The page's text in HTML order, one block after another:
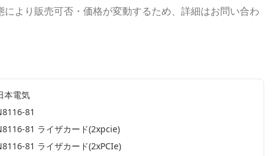
より販売可否・価格が変動するため、詳細はお問い合わ
本電気
81
81 ライザカード(2xpcie)
81 ライザカード(2xPCIe)